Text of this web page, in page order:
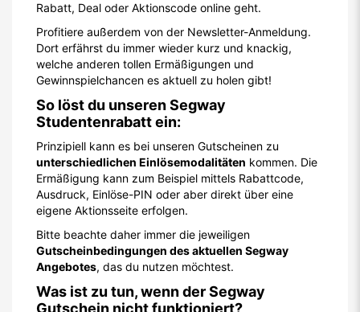
Rabatt, Deal oder Aktionscode online geht.
Profitiere außerdem von der Newsletter-Anmeldung.
Dort erfährst du immer wieder kurz und knackig,
welche anderen tollen Ermäßigungen und
Gewinnspielchancen es aktuell zu holen gibt!
So löst du unseren Segway
Studentenrabatt ein:
Prinzipiell kann es bei unseren Gutscheinen zu
unterschiedlichen Einlösemodalitäten kommen. Die
Ermäßigung kann zum Beispiel mittels Rabattcode,
Ausdruck, Einlöse-PIN oder aber direkt über eine
eigene Aktionsseite erfolgen.
Bitte beachte daher immer die jeweiligen
Gutscheinbedingungen des aktuellen Segway
Angebotes, das du nutzen möchtest.
Was ist zu tun, wenn der Segway
Gutschein nicht funktioniert?